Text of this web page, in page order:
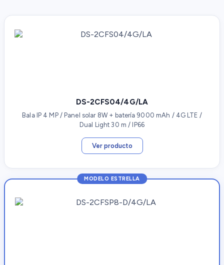
DS-2CFS04/4G/LA
Bala IP 4 MP / Panel solar 8W + batería 9000 mAh / 4G LTE /
Dual Light 30 m / IP66
Ver producto
MODELO ESTRELLA